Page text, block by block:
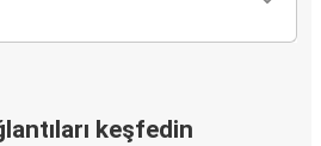
keşfedin